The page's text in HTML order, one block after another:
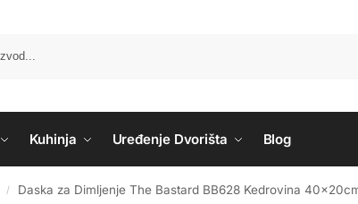
Kuhinja Uređenje Dvorišta Blog
/ Daska za Dimljenje The Bastard BB628 Kedrovina